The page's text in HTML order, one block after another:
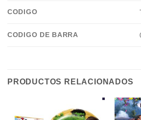
CODIGO
CODIGO DE BARRA
PRODUCTOS RELACIONADOS